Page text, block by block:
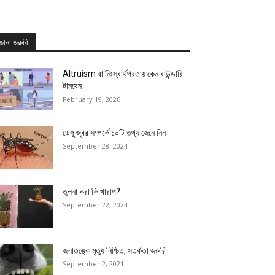
জরুরি
Altruism বা নিঃস্বার্থপরতায় কেন বাউন্ডারি
টানবেন
February 19, 2026
ডেঙ্গু জ্বর সম্পর্কে ১০টি তথ্য জেনে নিন
September 28, 2024
তুলনা করা কি খারাপ?
September 22, 2024
জলাতঙ্কে মৃত্যু নিশ্চিত, সতর্কতা জরুরি
September 2, 2021